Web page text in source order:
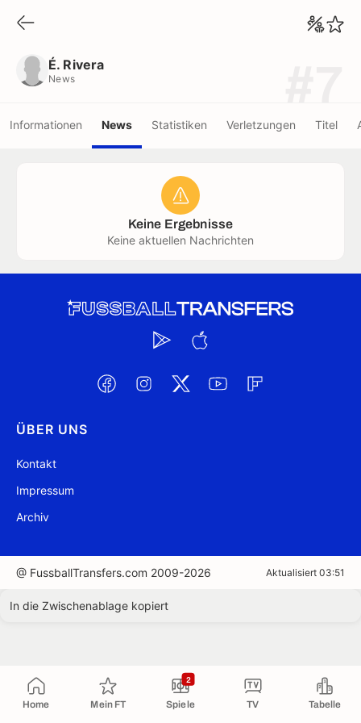
Home Mein FT Spiele
2
TV Tabelle
É. Rivera
News
Informationen News Statistiken Verletzungen Titel
Keine Ergebnisse
Keine aktuellen Nachrichten
ÜBER UNS
Kontakt
Impressum
Archiv
@ FussballTransfers.com 2009-2026 Aktualisiert 03:51
In die Zwischenablage kopiert